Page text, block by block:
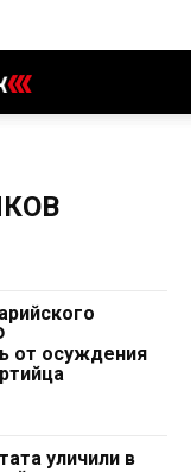
от осуждения
уличили в